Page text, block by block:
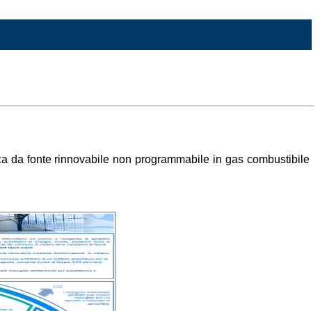
da fonte rinnovabile non programmabile in gas combustibile